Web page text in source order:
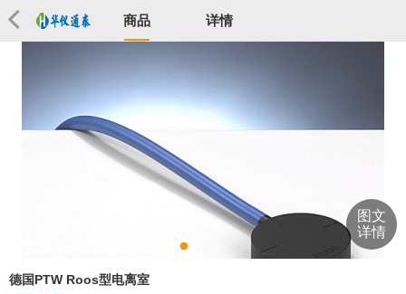
商品 详情
图文
详情
德国PTW Roos型电离室